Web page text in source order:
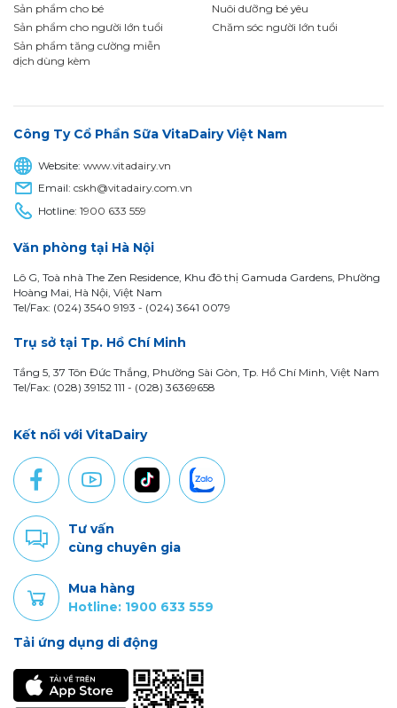
Sản phẩm cho bé
Sản phẩm cho người lớn tuổi
Sản phẩm tăng cường miễn
dịch dùng kèm
Nuôi dưỡng bé yêu
Chăm sóc người lớn tuổi
Công Ty Cổ Phần Sữa VitaDairy Việt Nam
Website:www.vitadairy.vn
Email:cskh@vitadairy.com.vn
Hotline:1900 633 559
Văn phòng tại Hà Nội
Lô G, Toà nhà The Zen Residence, Khu đô thị Gamuda Gardens, Phường
Hoàng Mai, Hà Nội, Việt Nam
Tel/Fax: (024) 3540 9193 - (024) 3641 0079
Trụ sở tại Tp. Hồ Chí Minh
Tầng 5, 37 Tôn Đức Thắng, Phường Sài Gòn, Tp. Hồ Chí Minh, Việt Nam
Tel/Fax: (028) 39152 111 - (028) 36369658
Kết nối với VitaDairy
Tư vấn
cùng chuyên gia
Mua hàng
Hotline: 1900 633 559
Tải ứng dụng di động